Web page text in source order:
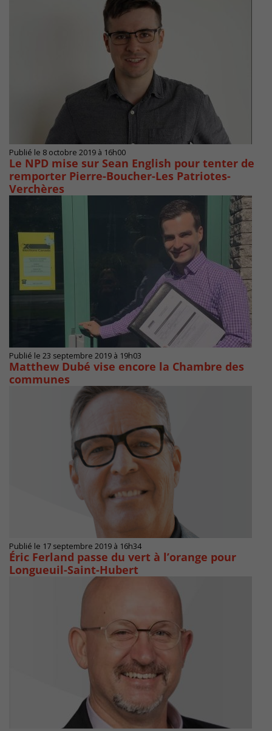
Publié le 8 octobre 2019 à 16h00
Le NPD mise sur Sean English pour tenter de
remporter Pierre-Boucher-Les Patriotes-
Verchères
Publié le 23 septembre 2019 à 19h03
Matthew Dubé vise encore la Chambre des
communes
Publié le 17 septembre 2019 à 16h34
Éric Ferland passe du vert à l’orange pour
Longueuil-Saint-Hubert